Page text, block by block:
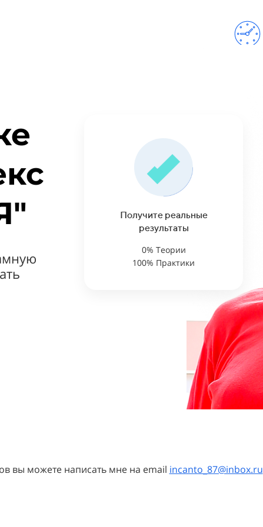
Получите реальные
результаты
0% Теории
100% Практики
вы можете написать мне на email incanto_87@inbox.ru